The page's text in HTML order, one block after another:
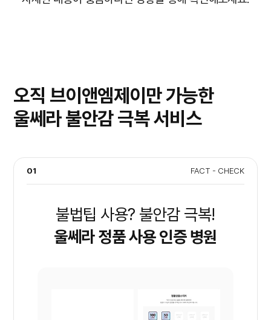
오직 브이앤엠제이만 가능한
울쎄라 불안감 극복 서비스
01 FACT - CHECK
불법팁 사용? 불안감 극복!
울쎄라 정품 사용 인증 병원